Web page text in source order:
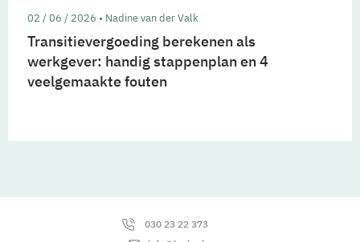
02 / 06 / 2026 • Nadine van der Valk
Transitievergoeding berekenen als
werkgever: handig stappenplan en 4
veelgemaakte fouten
030 23 22 373